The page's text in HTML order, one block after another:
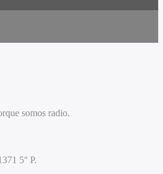
somos radio.
5° P.